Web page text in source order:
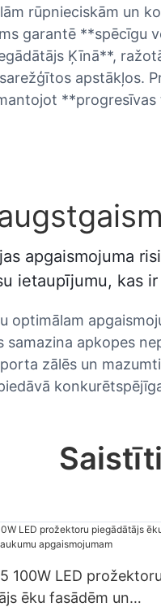
rūpnieciskām un
garantē **spēcīgu
Ķīnā**,
apstākļos.
apgaismojuma
ietaupījumu, kas
optimālam
apkopes
zālēs un
100W LED prožektoru
ēku fasādēm un